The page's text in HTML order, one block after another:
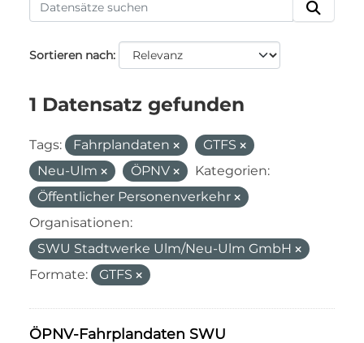
Sortieren nach
1 Datensatz gefunden
Tags: Fahrplandaten
GTFS
Neu-Ulm
ÖPNV
Kategorien:
Öffentlicher Personenverkehr
Organisationen:
SWU Stadtwerke Ulm/Neu-Ulm GmbH
Formate:
GTFS
ÖPNV-Fahrplandaten SWU